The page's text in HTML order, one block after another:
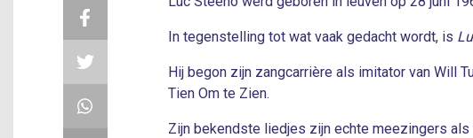
In tegenstelling tot wat vaak gedacht wordt, is
Hij begon zijn zangcarrière als imitator van Will
Tien Om te Zien.
Zijn bekendste liedjes zijn echte meezingers